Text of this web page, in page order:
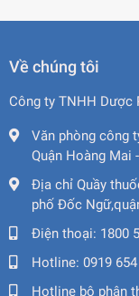
Về chúng tôi
Công ty TNHH Dược
Văn phòng công
Quận Hoàng Mai
Địa chỉ Quầy
phố Đốc
Điện thoại: 1800
Hotline: 0919
Hotline bộ phận